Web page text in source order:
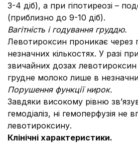
3-4 діб), а при гіпотиреозі –
(приблизно до 9-10 діб).
Вагітність і годування груддю.
Левотироксин проникає через
незначних кількостях. У разі
звичайних дозах левотироксин
грудне молоко лише в
Порушення функції нирок.
Завдяки високому рівню
гемодіаліз, ні гемоперфузія не
левотироксину.
Клінічні характеристики.